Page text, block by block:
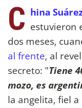
C hina
estuvieron
dos meses,
al frente, al
secreto: "Tiene
mozo, es
la angelita, fiel a